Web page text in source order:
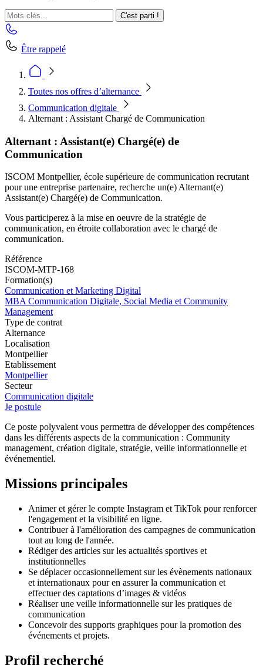
C'est parti !
Être rappelé
Toutes nos offres d’alternance
Communication digitale
Alternant : Assistant Chargé de Communication
Alternant : Assistant(e) Chargé(e) de
Communication
ISCOM Montpellier, école supérieure de communication recrutant
pour une entreprise partenaire, recherche un(e) Alternant(e)
Assistant(e) Chargé(e) de Communication.
Vous participerez à la mise en oeuvre de la stratégie de
communication, en étroite collaboration avec le chargé de
communication.
Référence
ISCOM-MTP-168
Formation(s)
Communication et Marketing Digital
MBA Communication Digitale, Social Media et Community
Management
Type de contrat
Alternance
Localisation
Montpellier
Etablissement
Montpellier
Secteur
Communication digitale
Je postule
Ce poste polyvalent vous permettra de développer des compétences
dans les différents aspects de la communication : Community
management, création digitale, stratégie, veille informationnelle et
événementiel.
Missions principales
Animer et gérer le compte Instagram et TikTok pour renforcer
l'engagement et la visibilité en ligne.
Contribuer à l'amélioration des campagnes de communication
tout au long de l'année.
Rédiger des articles sur les actualités sportives et
institutionnelles
Se déplacer occasionnellement sur les évènements nationaux
et internationaux pour en assurer la communication et
effectuer des captations d’images & vidéos
Réaliser une veille informationnelle sur les pratiques de
communication
Concevoir des supports graphiques pour la promotion des
événements et projets.
Profil recherché